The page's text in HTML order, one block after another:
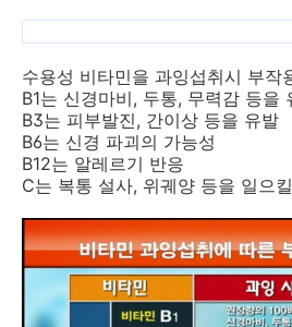
수용성 비타민을 과잉섭취시 부작
B1는 신경마비, 두통, 무력감 등을
B3는 피부발진, 간이상 등을 유발
B6는 신경 파괴의 가능성
B12는 알레르기 반응
C는 복통 설사, 위궤양 등을 일으